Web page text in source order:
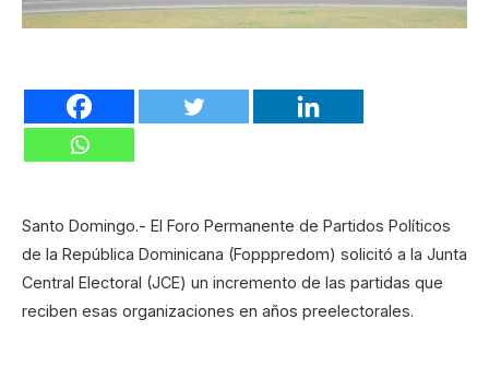
Santo Domingo.- El Foro Permanente de Partidos Políticos
de la República Dominicana (Fopppredom) solicitó a la Junta
Central Electoral (JCE) un incremento de las partidas que
reciben esas organizaciones en años preelectorales.